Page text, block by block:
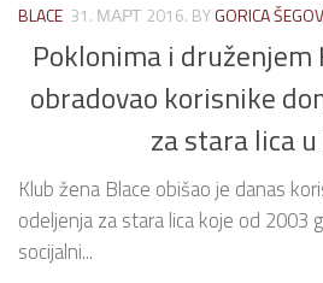
BLACE 31. МАРТ 2016. BYGORICA
Poklonima i druženjem
obradovao korisnike
za stara lica
Klub žena Blace obišao je danas
odeljenja za stara lica koje od 2003
socijalni...